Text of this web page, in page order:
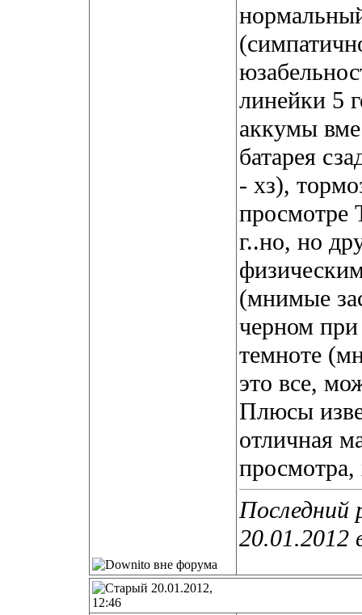
линейки 5
аккумы
батарея
- хз),
просмотре
г..но, но
(мнимые
черном
темноте
это все,
Плюсы
отличная
Последний
20.01.2012
20.01.2012,
12:46